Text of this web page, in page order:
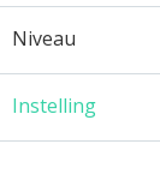
Niveau
Instelling